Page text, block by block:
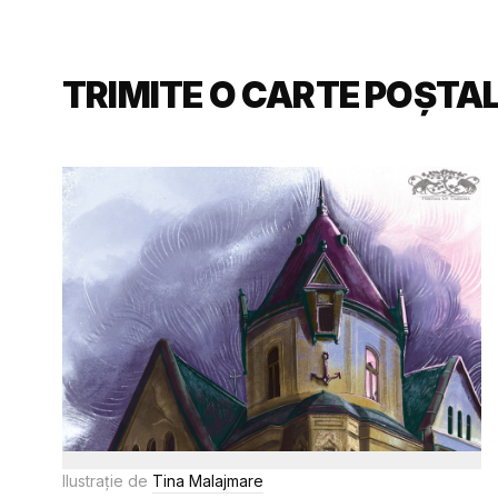
TRIMITE O CARTE
Ilustrație de Tina Malajmare